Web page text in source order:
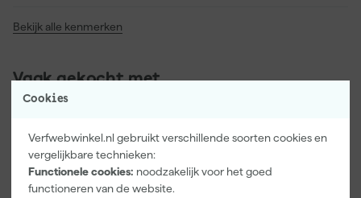
Cookies
Verfwebwinkel.nl gebruikt verschillende soorten cookies en
vergelijkbare technieken:
Functionele cookies: noodzakelijk voor het goed
functioneren van de website.
Bekijk alle kenmerken
Vaak gekocht met